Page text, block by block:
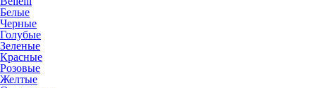
Белые
Черные
Голубые
Зеленые
Красные
Розовые
Желтые